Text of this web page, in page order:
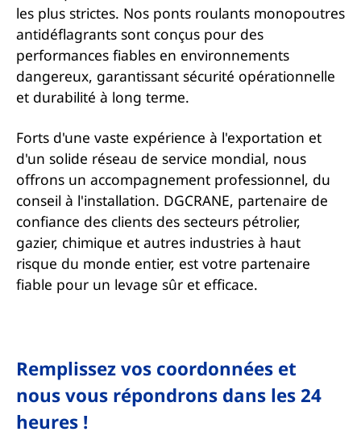
les plus strictes. Nos ponts roulants monopoutres
antidéflagrants sont conçus pour des
performances fiables en environnements
dangereux, garantissant sécurité opérationnelle
et durabilité à long terme.
Forts d'une vaste expérience à l'exportation et
d'un solide réseau de service mondial, nous
offrons un accompagnement professionnel, du
conseil à l'installation. DGCRANE, partenaire de
confiance des clients des secteurs pétrolier,
gazier, chimique et autres industries à haut
risque du monde entier, est votre partenaire
fiable pour un levage sûr et efficace.
Remplissez vos coordonnées et
nous vous répondrons dans les 24
heures !